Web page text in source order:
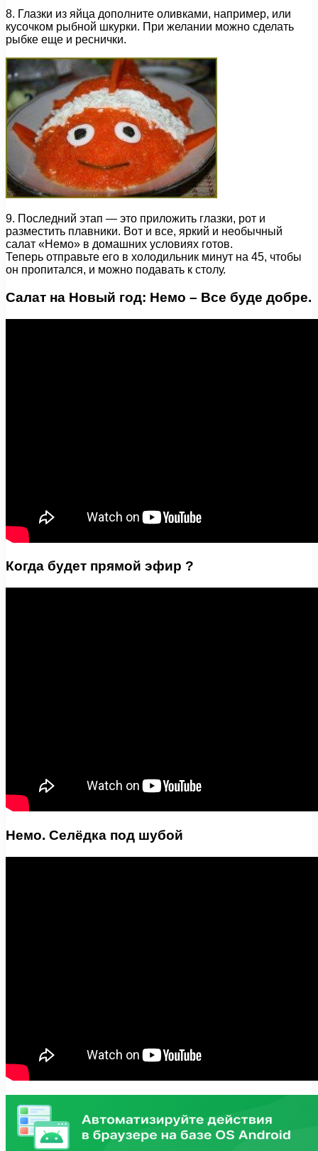
8. Глазки из яйца дополните оливками, например, или
кусочком рыбной шкурки. При желании можно сделать
рыбке еще и реснички.
9. Последний этап — это приложить глазки, рот и
разместить плавники. Вот и все, яркий и необычный
салат «Немо» в домашних условиях готов.
Теперь отправьте его в холодильник минут на 45, чтобы
он пропитался, и можно подавать к столу.
Салат на Новый год: Немо – Все буде добре.
Когда будет прямой эфир ?
Немо. Селёдка под шубой